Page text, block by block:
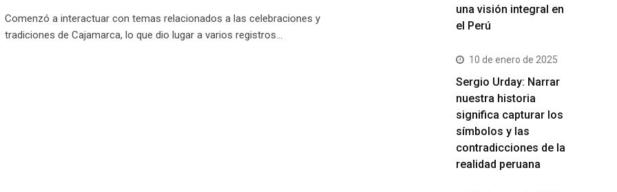
Comenzó a interactuar con temas relacionados a las celebraciones y
tradiciones de Cajamarca, lo que dio lugar a varios registros…
una visión integral en
el Perú
10 de enero de 2025
Sergio Urday: Narrar
nuestra historia
significa capturar los
símbolos y las
contradicciones de la
realidad peruana